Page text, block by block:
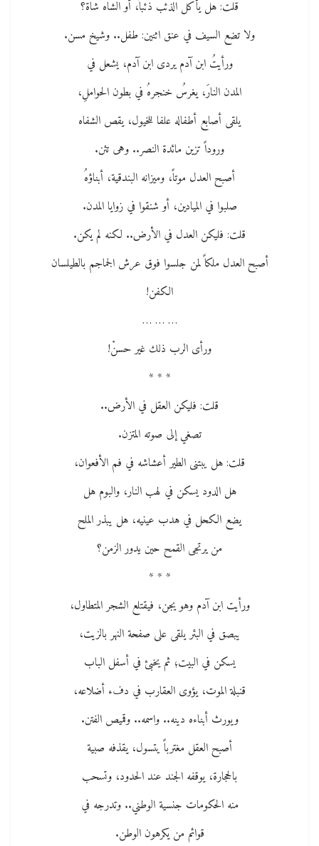
قلت: هل يأكل الذئب ذئباً، أو الشاه شاة؟
ولا تضع السيف في عنق اثنين: طفل.. وشيخ مسن.
ورأيتُ ابن آدم يردى ابن آدم، يشعل في
المدن النارَ، يغرسُ خنجرهُ في بطون الحواملِ،
يلقى أصابع أطفاله علفا للخيول، يقص الشفاه
وروداً تزين مائدة النصر.. وهى تئن.
أصبح العدل موتاً، وميزانه البندقية، أبناؤهُ
صلبوا في الميادين، أو شنقوا في زوايا المدن.
قلت: فليكن العدل في الأرض.. لكنه لم يكن.
أصبح العدل ملكاً لمن جلسوا فوق عرش الجماجم بالطيلسان
الكفن!
… … …
ورأى الرب ذلك غير حسنْ!
* * *
قلت: فليكن العقل في الأرض..
تصغي إلى صوته المتزن.
قلت: هل يبتنى الطير أعشاشه في فم الأفعوان،
هل الدود يسكن في لهب النار، والبوم هل
يضع الكحل في هدب عينيه، هل يبذر الملح
من يرتجى القمح حين يدور الزمن؟
* * *
ورأيت ابن آدم وهو يجن، فيقتلع الشجر المتطاول،
يبصق في البئر يلقى على صفحة النهر بالزيت،
يسكن في البيت؛ ثم يخبئ في أسفل الباب
قنبلة الموت، يؤوى العقارب في دفء أضلاعه،
ويورث أبناءه دينه.. واسمه.. وقميص الفتن.
أصبح العقل مغترباً يتسول، يقذفه صبية
بالحجارة، يوقفه الجند عند الحدود، وتسحب
منه الحكومات جنسية الوطني.. وتدرجه في
قوائم من يكرهون الوطن.